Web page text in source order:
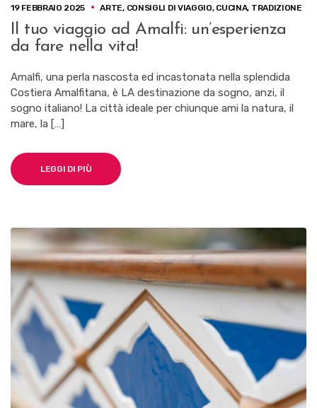
19 FEBBRAIO 2025 ARTE, CONSIGLI DI VIAGGIO, CUCINA, TRADIZIONE
Il tuo viaggio ad Amalfi: un’esperienza
da fare nella vita!
Amalfi, una perla nascosta ed incastonata nella splendida
Costiera Amalfitana, è LA destinazione da sogno, anzi, il
sogno italiano! La città ideale per chiunque ami la natura, il
mare, la […]
LEGGI DI PIÙ